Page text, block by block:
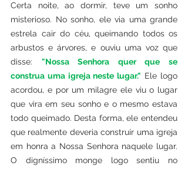
Certa noite, ao dormir, teve um sonho
misterioso. No sonho, ele via uma grande
estrela cair do céu, queimando todos os
arbustos e árvores, e ouviu uma voz que
disse: "Nossa Senhora quer que se
construa uma igreja neste lugar." Ele logo
acordou, e por um milagre ele viu o lugar
que vira em seu sonho e o mesmo estava
todo queimado. Desta forma, ele entendeu
que realmente deveria construir uma igreja
em honra a Nossa Senhora naquele lugar.
O digníssimo monge logo sentiu no